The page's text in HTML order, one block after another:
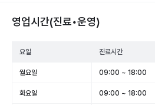
영업시간(진료•운영)
요일 진료시간
월요일 09:00 ~ 18:00
화요일 09:00 ~ 18:00